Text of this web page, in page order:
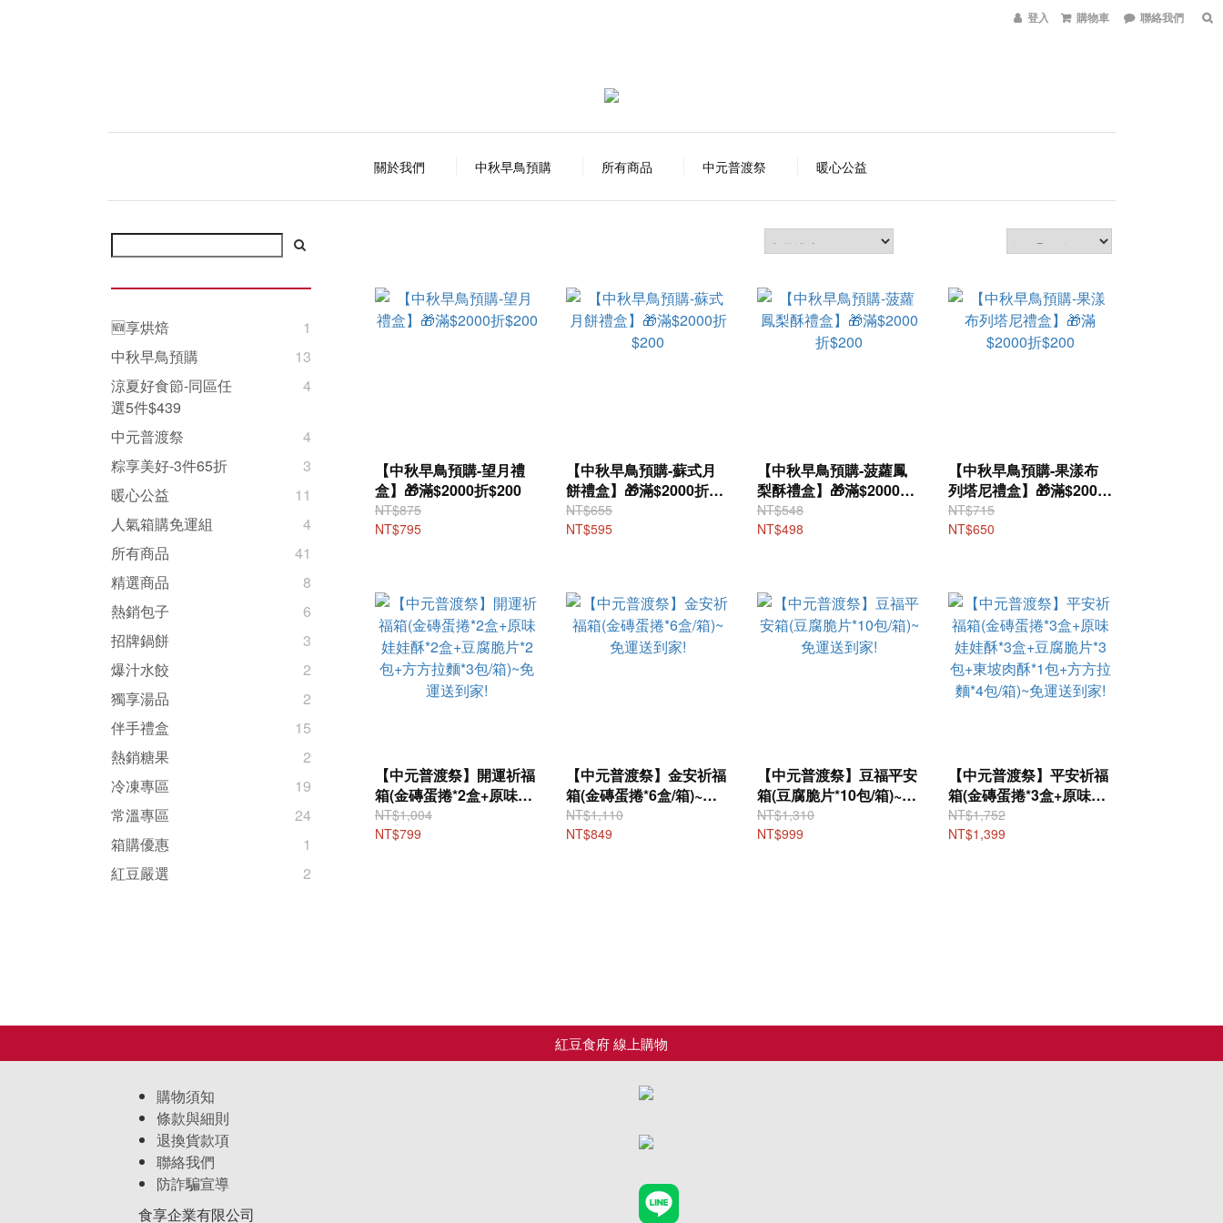
登入會員 購物車 聯絡我們
關於我們 中秋早鳥預購 所有商品 中元普渡祭 暖心公益
🆕享烘焙
1
中秋早鳥預購
13
涼夏好食節-同區任
選5件$439
4
中元普渡祭
4
粽享美好-3件65折
3
暖心公益
11
人氣箱購免運組
4
所有商品
41
精選商品
8
熱銷包子
6
招牌鍋餅
3
爆汁水餃
2
獨享湯品
2
伴手禮盒
15
熱銷糖果
2
冷凍專區
19
常溫專區
24
箱購優惠
1
紅豆嚴選
2
【中秋早鳥預購-望月禮
盒】🎁滿$2000折$200
NT$875
NT$795
【中秋早鳥預購-蘇式月
餅禮盒】🎁滿$2000折
$200
NT$655
NT$595
【中秋早鳥預購-菠蘿鳳
梨酥禮盒】🎁滿$2000折
$200
NT$548
NT$498
【中秋早鳥預購-果漾布
列塔尼禮盒】🎁滿$2000
折$200
NT$715
NT$650
【中元普渡祭】開運祈福
箱(金磚蛋捲*2盒+原味娃
娃酥*2盒+豆腐脆片*2包
+方方拉麵*3包/箱)~免運
NT$1,004
NT$799
【中元普渡祭】金安祈福
箱(金磚蛋捲*6盒/箱)~免
運送到家!
NT$1,110
NT$849
【中元普渡祭】豆福平安
箱(豆腐脆片*10包/箱)~免
運送到家!
NT$1,310
NT$999
【中元普渡祭】平安祈福
箱(金磚蛋捲*3盒+原味娃
娃酥*3盒+豆腐脆片*3包
+東坡肉酥*1包+方方拉麵
NT$1,752
NT$1,399
購物須知
條款與細則
退換貨款項
聯絡我們
防詐騙宣導
食享企業有限公司